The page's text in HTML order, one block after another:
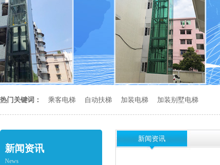
热门关键词： 乘客电梯 自动扶梯 加装电梯 加装别墅电梯
新闻资讯
News
新闻资讯